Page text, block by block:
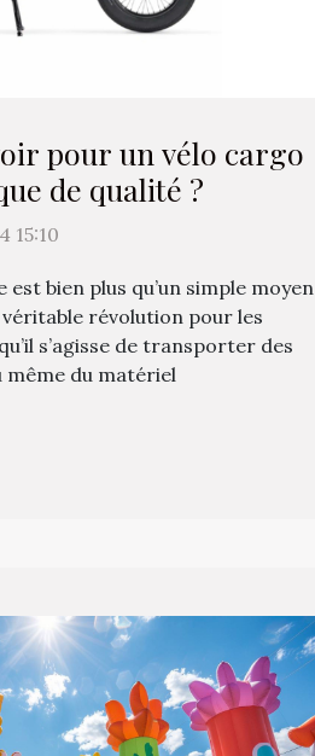
pour un vélo cargo
de qualité ?
15:10
bien plus qu’un simple moyen
révolution pour les
s’agisse de transporter des
même du matériel